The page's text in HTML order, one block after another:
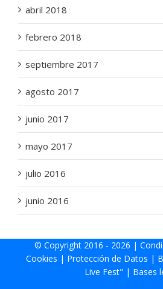
abril 2018
febrero 2018
septiembre 2017
agosto 2017
junio 2017
mayo 2017
julio 2016
junio 2016
© Copyright 2016 - 2026 |
Cookies | Protección de Datos |
Live Fest" | Bases